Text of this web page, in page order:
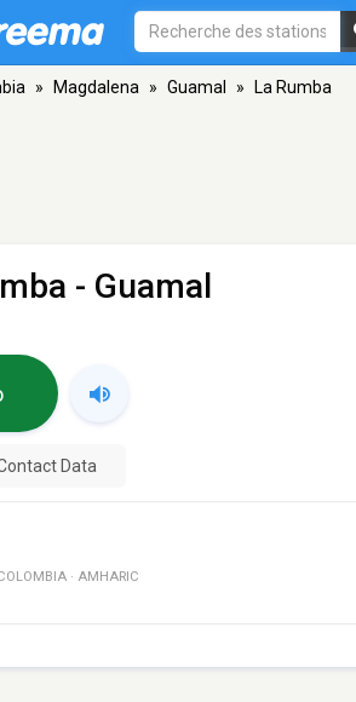
» Magdalena » Guamal » La Rumba
- Guamal
Data
· AMHARIC